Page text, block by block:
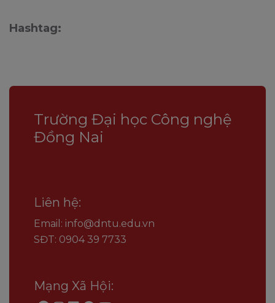
Hashtag:
Trường Đại học Công nghệ
Đồng Nai
Liên hệ:
Email: info@dntu.edu.vn
SĐT: 0904 39 7733
Mạng Xã Hội: